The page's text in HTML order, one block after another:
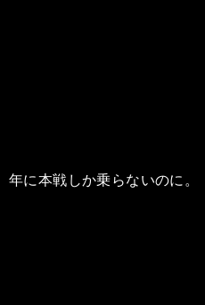
年に本戦しか乗らないのに。